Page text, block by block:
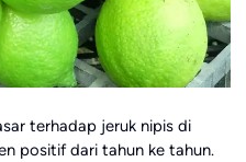
terhadap jeruk nipis di
positif dari tahun ke tahun.